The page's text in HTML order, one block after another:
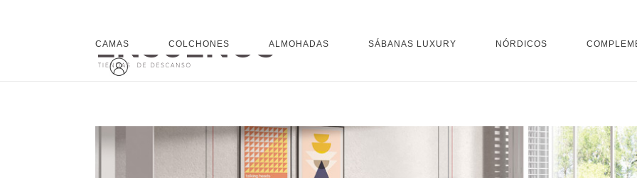
CAMAS COLCHONES ALMOHADAS SÁBANAS LUXURY NÓRDICOS